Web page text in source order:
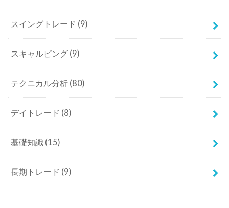
スイングトレード (9)
スキャルピング (9)
テクニカル分析 (80)
デイトレード (8)
基礎知識 (15)
長期トレード (9)